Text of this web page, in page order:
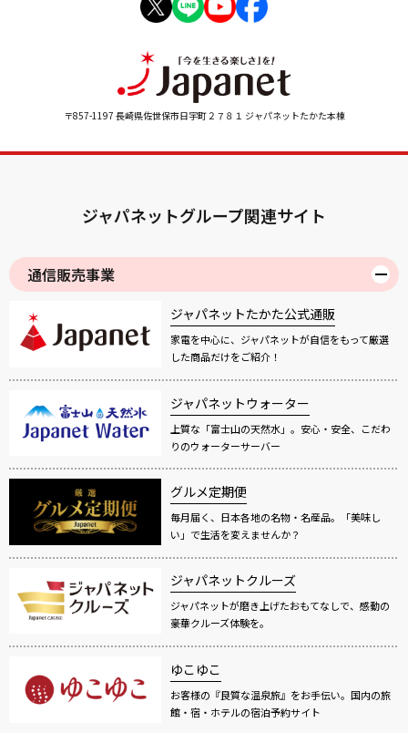
〒857-1197 長崎県佐世保市日宇町２７８１ ジャパネットたかた本棟
ジャパネットグループ関連サイト
通信販売事業
ジャパネットたかた公式通販
家電を中心に、ジャパネットが自信をもって厳選
した商品だけをご紹介！
ジャパネットウォーター
上質な「富士山の天然水」。安心・安全、こだわ
りのウォーターサーバー
グルメ定期便
毎月届く、日本各地の名物・名産品。「美味し
い」で生活を変えませんか？
ジャパネットクルーズ
ジャパネットが磨き上げたおもてなしで、感動の
豪華クルーズ体験を。
ゆこゆこ
お客様の『良質な温泉旅』をお手伝い。国内の旅
館・宿・ホテルの宿泊予約サイト